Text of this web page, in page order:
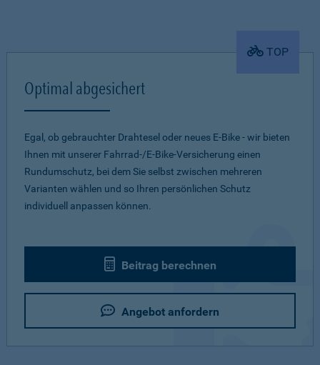
TOP
Optimal abgesichert
Egal, ob gebrauchter Drahtesel oder neues E-Bike - wir bieten
Ihnen mit unserer Fahrrad-/E-Bike-Versicherung einen
Rundumschutz, bei dem Sie selbst zwischen mehreren
Varianten wählen und so Ihren persönlichen Schutz
individuell anpassen können.
Beitrag berechnen
Angebot anfordern